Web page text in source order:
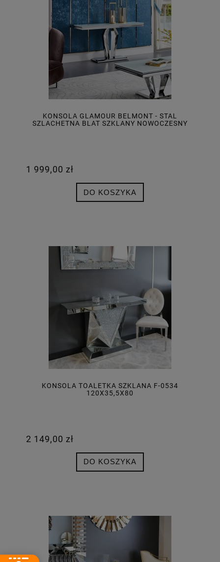
KONSOLA GLAMOUR BELMONT - STAL
SZLACHETNA BLAT SZKLANY NOWOCZESNY
1 999,00 zł
DO KOSZYKA
KONSOLA TOALETKA SZKLANA F-0534
120X35,5X80
2 149,00 zł
DO KOSZYKA